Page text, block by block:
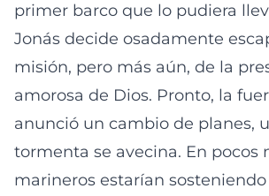
primer barco que lo pudiera
Jonás decide osadamente
misión, pero más aún, de la
amorosa de Dios. Pronto, la
anunció un cambio de planes,
tormenta se avecina. En pocos
marineros estarían sosteniendo